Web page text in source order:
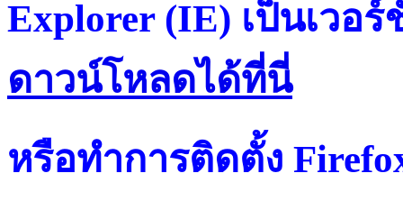
Explorer (IE) เป็นเวอ
ดาวน์โหลดได้ที่น
หรือทำการติดตั้ง